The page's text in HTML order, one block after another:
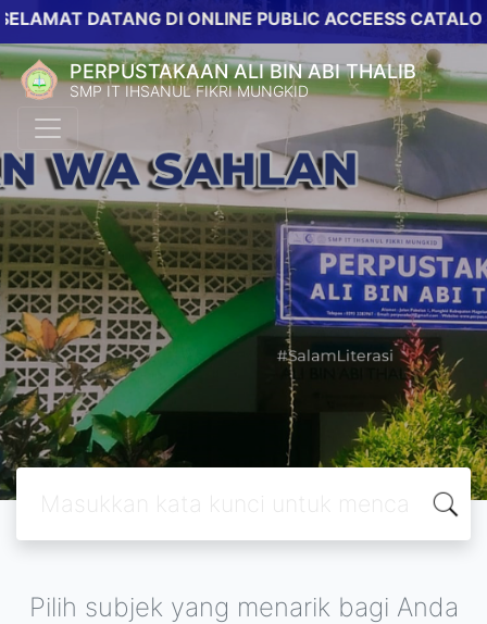
DATANG DI ONLINE PUBLIC ACCEESS CATALOG
PERPUSTAKAAN ALI BIN ABI THALIB
SMP IT IHSANUL FIKRI MUNGKID
Pilih subjek yang menarik bagi Anda